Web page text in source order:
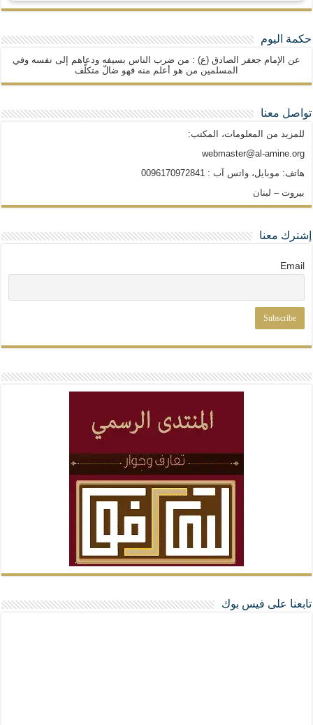
حكمة اليوم
عن الإمام جعفر الصادق (ع) : من ضرب الناس بسيفه ودعاهم إلى نفسه وفي
المسلمين من هو أعلم منه فهو ضالّ متكلّف
تواصل معنا
للمزيد من المعلومات، المكتب:
webmaster@al-amine.org
هاتف: موبايل، واتس آب : 0096170972841
بيروت – لبنان
إشترك معنا
Email
تابعنا على فيس بوك